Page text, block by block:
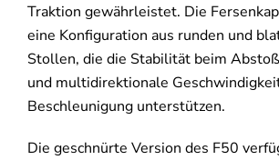
Traktion gewährleistet. Die
eine Konfiguration aus runden und
Stollen, die die Stabilität beim
und multidirektionale
Beschleunigung unterstützen.
Die geschnürte Version des F50